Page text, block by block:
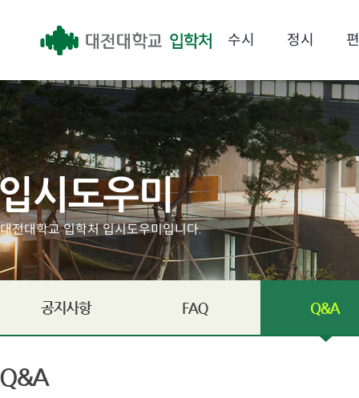
수시 정시
대전대학교 입학처 입시도우미입니다.